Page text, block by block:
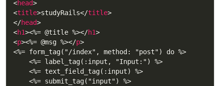
<head>
<title>studyRails</title>
</head>
<h1><%= @title %></h1>
<p><%= @msg %></p>
<%= form_tag("/index", method: "post") do %>
    <%= label_tag(:input, "Input:") %>
    <%= text_field_tag(:input) %>
    <%= submit_tag("input") %>